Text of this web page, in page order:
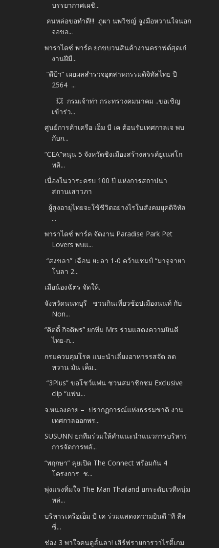
บรรยากาศเผชิ...
คนหล่อขอทำดี!!! ภูผา นพวิชญ์ จูงมือหวานใจนอก
จอขอ...
พาราไดซ์ พาร์ค ยกขบวนสินค้างานคราฟต์สุดเก๋
งานฝีมื...
“ดีป้า” เผยผลสำรวจอุตสาหกรรมดิจิทัลไทย ปี
2564 ...
💥 กรมเจ้าท่า กระทรวงคมนาคม ..ขอเชิญ
เข้าร่ว...
ศูนย์การค้าเครือ เอ็ม บี เค ต้อนรับเทศกาลเจ พบ
กับก...
“CEA”หนุน 5 จังหวัดชิงเมืองสร้างสรรค์ยูเนสโก
พลิ...
เนื่องในวาระครบ 100 ปี แห่งการสถาปนา
สถานเสาวภา
ผู้สูงอายุไทยจะใช้ชีวิตอย่างไรในสังคมยุคดิจิทัล
...
พาราไดซ์ พาร์ค จัดงาน Paradise Park Pet
Lovers พบแ...
“สงขลา” เฉือน ยะลา 1-0 คว้าแชมป์ “มาจูจายา
โบลา 2...
เมื่อน้องฉัตร จัดให้.
จังหวัดนนทบุรี ชวนกินเที่ยวช้อปเมืองนนท์ กับ
Non...
“คิตตี้ กิจติพร” ยกทีม Mrs ร่วมแสดงความยินดี
ไทย-ก...
กรมควบคุมโรค แนะนำเลี่ยงอาหารรสจัด ลด
หวาน มัน เค็ม...
“3Plus” ขอโชว์แฟน ชวนสมาชิกชม Exclusive
clip “แฟน...
จ.หนองคาย – ปรากฏการณ์แห่งธรรมชาติ งาน
เทศกาลออกพร...
SUSUNN ยกทีมร่วมให้คำแนะนำแนวการบริหาร
การจัดการพลั...
“พฤกษา” ลุยเปิด The Connect พร้อมกัน 4
โครงการ ช...
พุ่งแรงทิ่มใจ The Man Thailand ยกระดับเวทีหนุ่ม
หล่...
บริหารเครือเอ็ม บี เค ร่วมแสดงความยินดี “ที ลีส
ซิ่...
ช่อง 3 พาใจคนดูลั้นลา! เสิร์ฟรายการวาไรตี้เกม